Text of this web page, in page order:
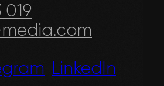
019
LinkedIn